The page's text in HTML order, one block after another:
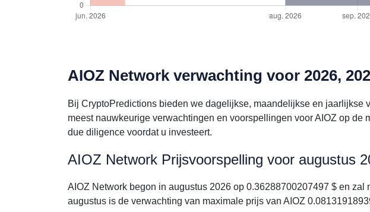
AIOZ Network verwachting voor 2026,
Bij CryptoPredictions bieden we dagelijkse, maandelijkse en jaarlijkse
meest nauwkeurige verwachtingen en voorspellingen voor AIOZ op
due diligence voordat u investeert.
AIOZ Network Prijsvoorspelling voor augustus
AIOZ Network begon in augustus 2026 op 0.36288700207497 $ en
augustus is de verwachting van maximale prijs van AIOZ